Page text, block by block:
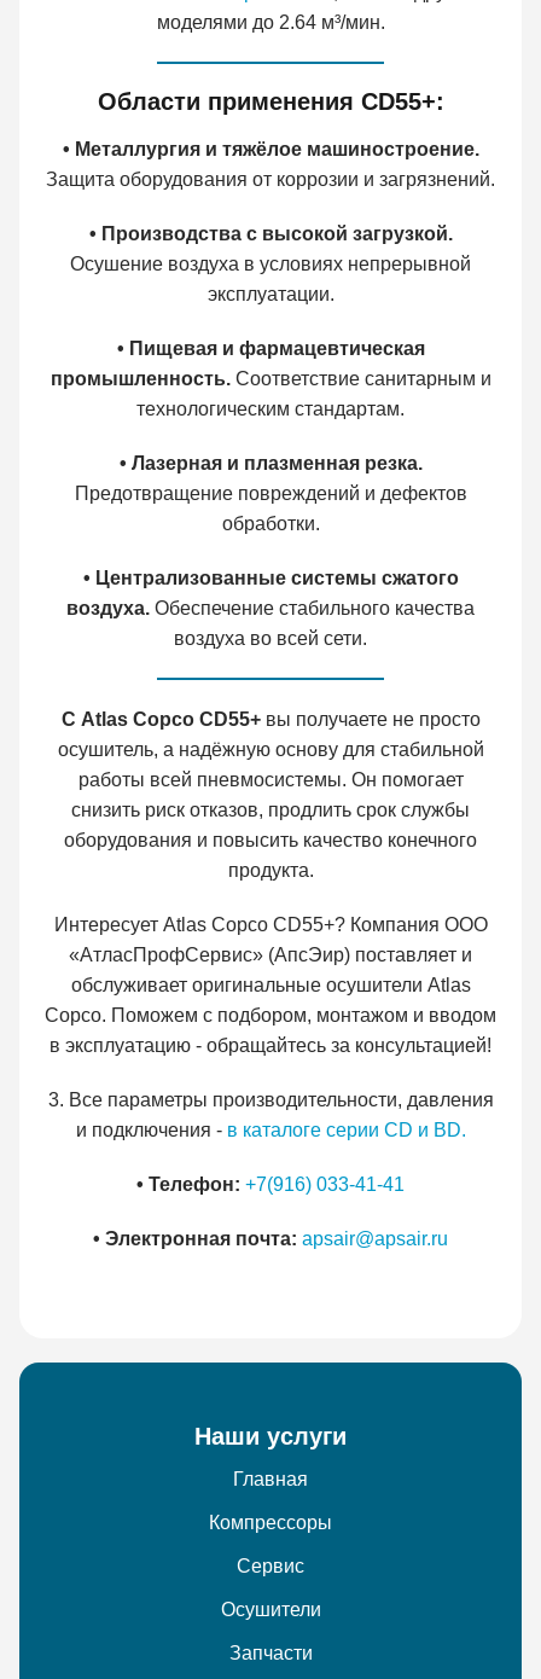
моделями до 2.64 м³/мин.
Области применения CD55+:
• Металлургия и тяжёлое машиностроение.
Защита оборудования от коррозии и загрязнений.
• Производства с высокой загрузкой.
Осушение воздуха в условиях непрерывной
эксплуатации.
• Пищевая и фармацевтическая
промышленность.Соответствие санитарным и
технологическим стандартам.
• Лазерная и плазменная резка.
Предотвращение повреждений и дефектов
обработки.
• Централизованные системы сжатого
воздуха. Обеспечение стабильного качества
воздуха во всей сети.
С Atlas Copco CD55+вы получаете не просто
осушитель, а надёжную основу для стабильной
работы всей пневмосистемы. Он помогает
снизить риск отказов, продлить срок службы
оборудования и повысить качество конечного
продукта.
Интересует Atlas Copco CD55+? Компания ООО
«АтласПрофСервис» (АпсЭир) поставляет и
обслуживает оригинальные осушители Atlas
Copco. Поможем с подбором, монтажом и вводом
в эксплуатацию - обращайтесь за консультацией!
3. Все параметры производительности, давления
и подключения -в каталоге серии CD и BD.
• Телефон: +7(916) 033-41-41
• Электронная почта: apsair@apsair.ru
Наши услуги
Главная
Компрессоры
Сервис
Осушители
Запчасти